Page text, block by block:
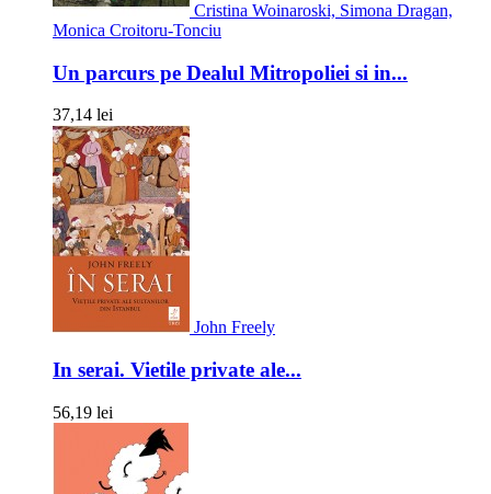
Cristina Woinaroski, Simona Dragan,
Monica Croitoru-Tonciu
Un parcurs pe Dealul Mitropoliei si in...
37,14 lei
John Freely
In serai. Vietile private ale...
56,19 lei